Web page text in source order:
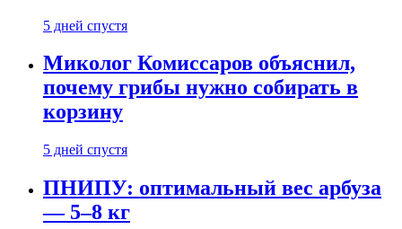
5 дней спустя
Миколог Комиссаров объяснил,
почему грибы нужно собирать в
корзину
5 дней спустя
ПНИПУ: оптимальный вес арбуза
— 5–8 кг